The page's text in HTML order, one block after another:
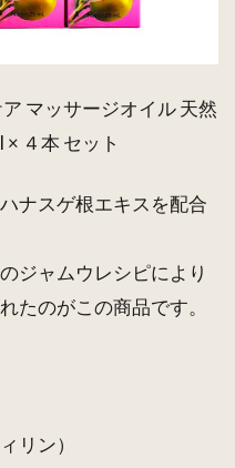
マッサージオイル 天然
４本 セット
ナスゲ根エキスを配合
ジャムウレシピにより
たのがこの商品です。
リン）